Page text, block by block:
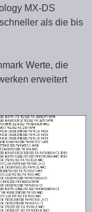
MX-DS
als die bis
Werte, die
erweitert